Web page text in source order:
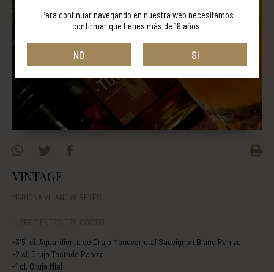
VINTAGE
MARIONA VILANOVA REYES
INGREDIENTES DEL CÓCTEL
-3'5 cl. Aguardiente de Orujo Monovarietal Sauvignon Blanc Panizo
-2 cl. Orujo Tostado Panizo
-1 cl. Orujo Miel
Para continuar navegando en nuestra web necesitamos
confirmar que tienes más de 18 años.
NO SI